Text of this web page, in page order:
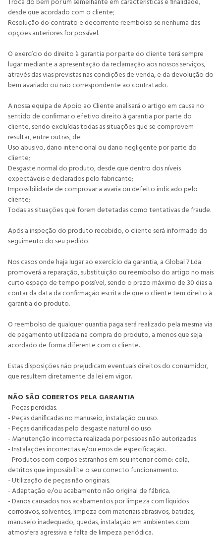
desde que acordado com o cliente;
Resolução do contrato e decorrente reembolso se nenhuma das
opções anteriores for possível.
O exercício do direito à garantia por parte do cliente terá sempre
lugar mediante a apresentação da reclamação aos nossos serviços,
através das vias previstas nas condições de venda, e da devolução do
bem avariado ou não correspondente ao contratado.
A nossa equipa de Apoio ao Cliente analisará o artigo em causa no
sentido de confirmar o efetivo direito à garantia por parte do
cliente, sendo excluídas todas as situações que se comprovem
resultar, entre outras, de:
Uso abusivo, dano intencional ou dano negligente por parte do
cliente;
Desgaste normal do produto, desde que dentro dos níveis
expectáveis e declarados pelo fabricante;
Impossibilidade de comprovar a avaria ou defeito indicado pelo
cliente;
Todas as situações que forem detetadas como tentativas de fraude.
Após a inspeção do produto recebido, o cliente será informado do
seguimento do seu pedido.
Nos casos onde haja lugar ao exercício da garantia, a Global 7 Lda.
promoverá a reparação, substituição ou reembolso do artigo no mais
curto espaço de tempo possível, sendo o prazo máximo de 30 dias a
contar da data da confirmação escrita de que o cliente tem direito à
garantia do produto.
O reembolso de qualquer quantia paga será realizado pela mesma via
de pagamento utilizada na compra do produto, a menos que seja
acordado de forma diferente com o cliente.
Estas disposições não prejudicam eventuais direitos do consumidor,
que resultem diretamente da lei em vigor.
NÃO SÃO COBERTOS PELA GARANTIA
- Peças perdidas.
- Peças danificadas no manuseio, instalação ou uso.
- Peças danificadas pelo desgaste natural do uso.
- Manutenção incorrecta realizada por pessoas não autorizadas.
- Instalações incorrectas e/ou erros de especificação.
- Produtos com corpos estranhos em seu interior como: cola,
detritos que impossibilite o seu correcto funcionamento.
- Utilização de peças não originais.
- Adaptação e/ou acabamento não original de fábrica.
- Danos causados nos acabamentos por limpeza com líquidos
corrosivos, solventes, limpeza com materiais abrasivos, batidas,
manuseio inadequado, quedas, instalação em ambientes com
atmosfera agressiva e falta de limpeza periódica.